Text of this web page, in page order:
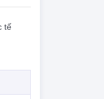
tế